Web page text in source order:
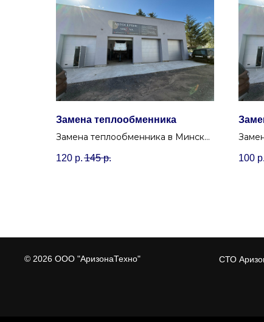
Замена теплообменника
Замена теплообменника в Минске
технических жидкостей и
120 р. 145 р. 100 р.
© 2026 ООО "АризонаТехно"
СТО